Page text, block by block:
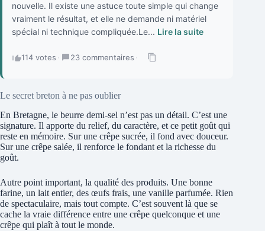
nouvelle. Il existe une astuce toute simple qui change
vraiment le résultat, et elle ne demande ni matériel
spécial ni technique compliquée.Le... Lire la suite
114 votes · 23 commentaires ·
Le secret breton à ne pas oublier
En Bretagne, le beurre demi-sel n’est pas un détail. C’est une
signature. Il apporte du relief, du caractère, et ce petit goût qui
reste en mémoire. Sur une crêpe sucrée, il fond avec douceur.
Sur une crêpe salée, il renforce le fondant et la richesse du
goût.
Autre point important, la qualité des produits. Une bonne
farine, un lait entier, des œufs frais, une vanille parfumée. Rien
de spectaculaire, mais tout compte. C’est souvent là que se
cache la vraie différence entre une crêpe quelconque et une
crêpe qui plaît à tout le monde.